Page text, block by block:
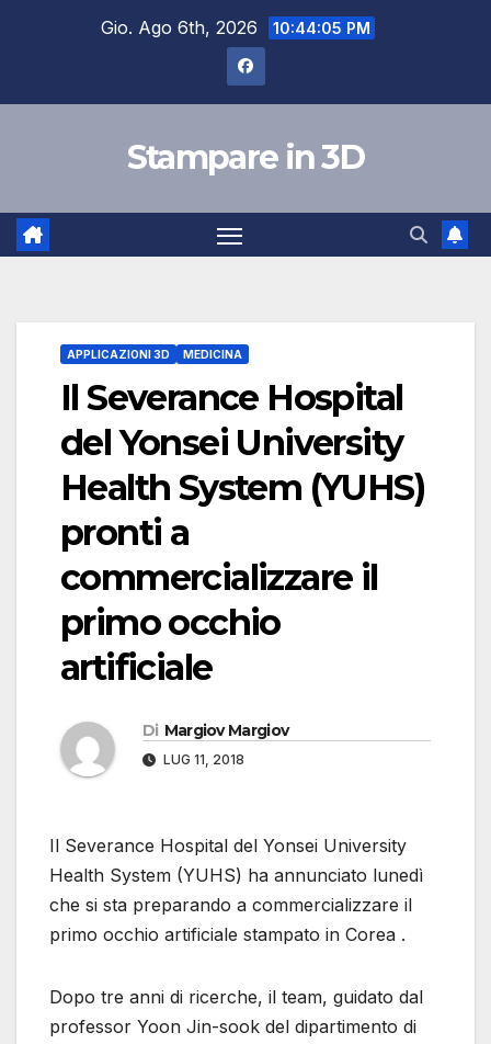
Gio. Ago 6th, 2026 10:44:06 PM
Stampare in 3D
APPLICAZIONI 3D MEDICINA
Il Severance Hospital
del Yonsei University
Health System (YUHS)
pronti a
commercializzare il
primo occhio
artificiale
Di Margiov Margiov
LUG 11, 2018
Il Severance Hospital del Yonsei University
Health System (YUHS) ha annunciato lunedì
che si sta preparando a commercializzare il
primo occhio artificiale stampato in Corea .
Dopo tre anni di ricerche, il team, guidato dal
professor Yoon Jin-sook del dipartimento di